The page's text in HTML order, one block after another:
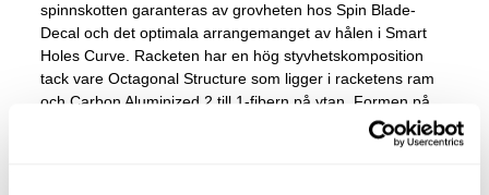
spinnskotten garanteras av grovheten hos Spin Blade-
Decal och det optimala arrangemanget av hålen i Smart
Holes Curve. Racketen har en hög styvhetskomposition
tack vare Octagonal Structure som ligger i racketens ram
och Carbon Aluminized 2 till 1-fibern på ytan. Formen på
Diamond Oversize-huvudet är idealisk för de mest